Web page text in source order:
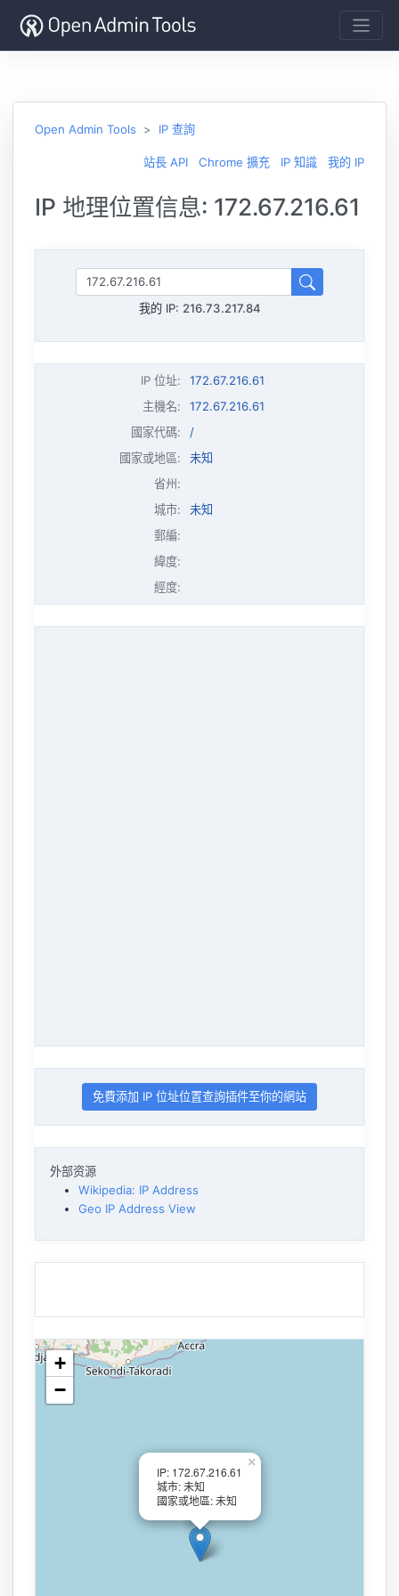
Open Admin Tools IP 查詢
站長 API Chrome 擴充 IP 知識 我的 IP
IP 地理位置信息: 172.67.216.61
我的 IP: 216.73.217.84
IP 位址:
172.67.216.61
主機名:
172.67.216.61
國家代碼:
/
國家或地區:
未知
省州:
城市:
未知
郵編:
緯度:
經度:
免費添加 IP 位址位置查詢插件至你的網站
外部资源
Wikipedia: IP Address
Geo IP Address View
IP: 172.67.216.61
城市: 未知
國家或地區: 未知
×
+
−